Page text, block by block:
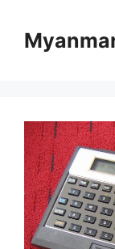
content